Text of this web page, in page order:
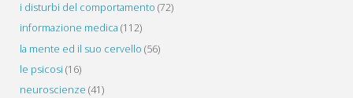
i disturbi del comportamento (72)
informazione medica (112)
la mente ed il suo cervello (56)
le psicosi (16)
neuroscienze (41)